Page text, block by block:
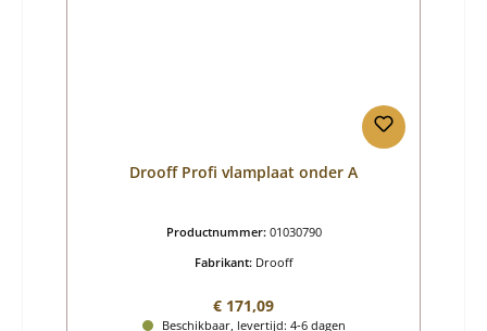
Drooff Profi vlamplaat onder A
Productnummer: 01030790
Fabrikant: Drooff
Normale prijs:
€ 171,09
Beschikbaar, levertijd: 4-6 dagen